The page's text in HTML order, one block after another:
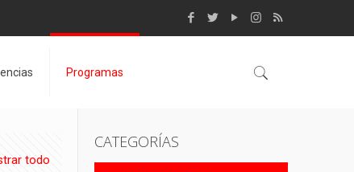
Programas
todo
CATEGORÍAS